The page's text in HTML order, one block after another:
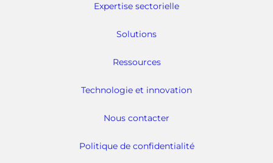
Expertise sectorielle
Solutions
Ressources
Technologie et innovation
Nous contacter
Politique de confidentialité